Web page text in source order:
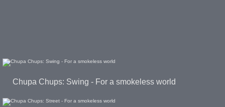
Chupa Chups: Swing - For a smokeless world